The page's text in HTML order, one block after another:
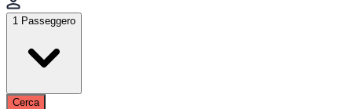
1 Passeggero
Cerca